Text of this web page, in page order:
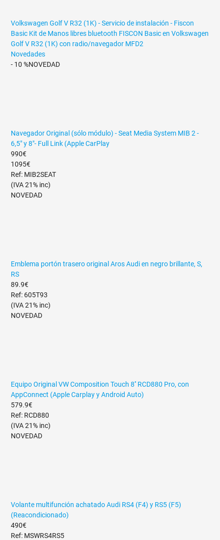
Volkswagen Golf V R32 (1K) - Servicio de instalación - Fiscon
Basic Kit de Manos libres bluetooth FISCON Basic en Volkswagen
Golf V R32 (1K) con radio/navegador MFD2
Novedades
- 10 %NOVEDAD
Navegador Original (sólo módulo) - Seat Media System MIB 2 -
6,5" y 8"- Full Link (Apple CarPlay
990€
1095€
Ref: MIB2SEAT
(IVA 21% inc)
NOVEDAD
Emblema portón trasero original Aros Audi en negro brillante, S,
RS
89.9€
Ref: 605T93
(IVA 21% inc)
NOVEDAD
Equipo Original VW Composition Touch 8'' RCD880 Pro, con
AppConnect (Apple Carplay y Android Auto)
579.9€
Ref: RCD880
(IVA 21% inc)
NOVEDAD
Volante multifunción achatado Audi RS4 (F4) y RS5 (F5)
(Reacondicionado)
490€
Ref: MSWRS4RS5